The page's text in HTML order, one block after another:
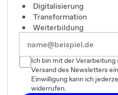
Digitalisierung
Transformation
Weiterbildung
Ich bin mit der
Versand des Newsletters
Einwilligung kann ich
widerrufen.